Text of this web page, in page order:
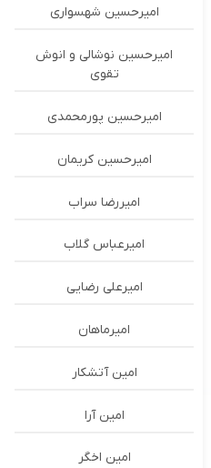
امیرحسین شهسواری
امیرحسین نوشالی و انوش
تقوی
امیرحسین پورمحمدی
امیرحسین کریمان
امیررضا سراب
امیرعباس گلاب
امیرعلی رضایی
امیرماهان
امین آتشکار
امین آرا
امین اخگر